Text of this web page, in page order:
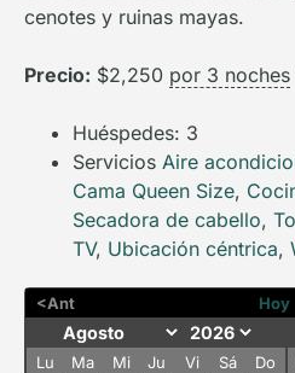
cenotes y ruinas mayas.
Precio: $2,250 por 3 noches
Huéspedes: 3
Servicios Aire
Cama Queen Size,
Secadora de cabello,
TV, Ubicación céntrica,
<Ant Hoy
Lu Ma Mi Ju Vi Sá
Do